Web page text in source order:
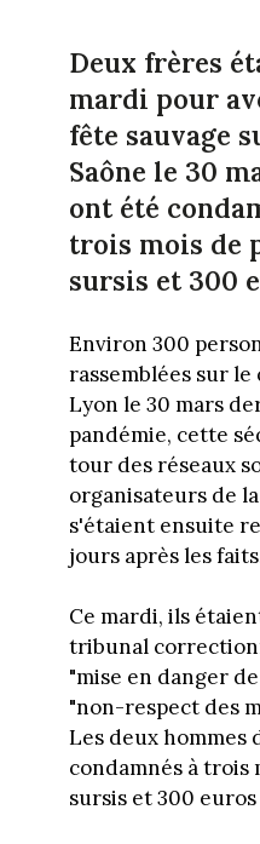
Deux frères
mardi pour
fête sauvage
Saône le 30
ont été
trois mois de
sursis et 300
Environ 300
rassemblées sur le
Lyon le 30 mars
pandémie, cette
tour des réseaux
organisateurs de
s'étaient ensuite
jours après les
Ce mardi, ils
tribunal
"mise en danger
"non-respect des
Les deux hommes
condamnés à trois
sursis et 300 euros